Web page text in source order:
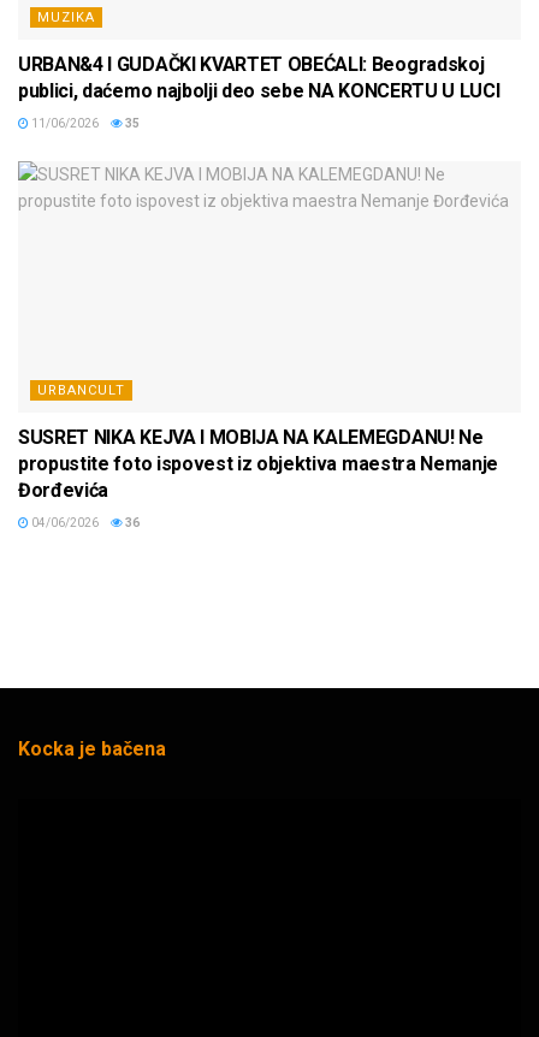
MUZIKA
URBAN&4 I GUDAČKI KVARTET OBEĆALI: Beogradskoj
publici, daćemo najbolji deo sebe NA KONCERTU U LUCI
11/06/2026 35
URBANCULT
SUSRET NIKA KEJVA I MOBIJA NA KALEMEGDANU! Ne
propustite foto ispovest iz objektiva maestra Nemanje
Đorđevića
04/06/2026 36
Kocka je bačena